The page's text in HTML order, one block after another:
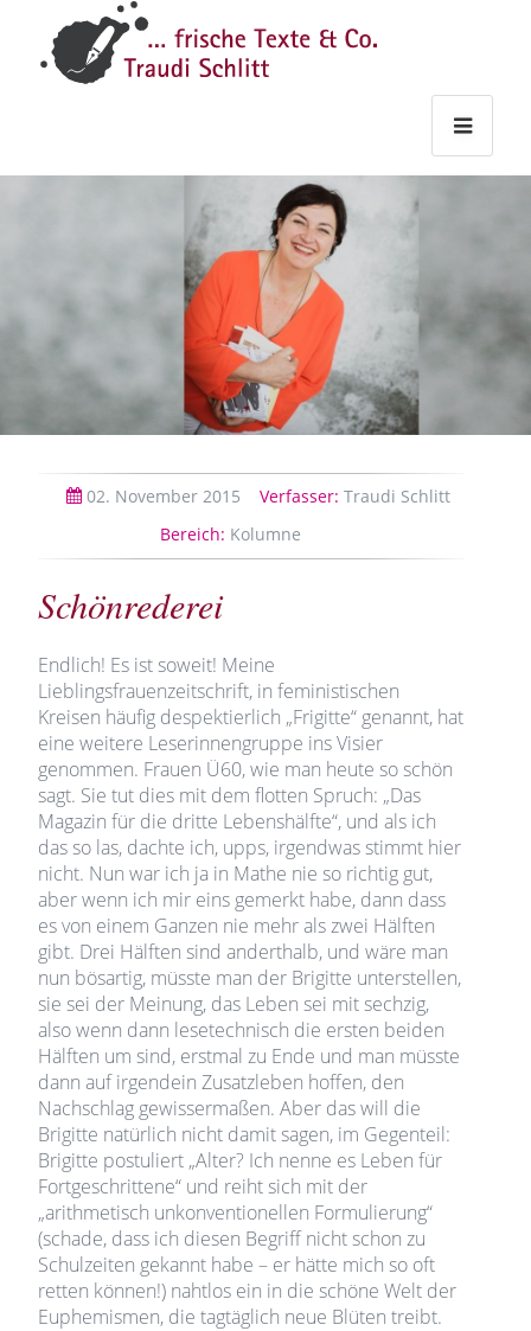
Texte
02. November 2015 Verfasser: Traudi Schlitt
Bereich: Kolumne
Schönrederei
Endlich! Es ist soweit! Meine
Lieblingsfrauenzeitschrift, in feministischen
Kreisen häufig despektierlich „Frigitte“ genannt, hat
eine weitere Leserinnengruppe ins Visier
genommen. Frauen Ü60, wie man heute so schön
sagt. Sie tut dies mit dem flotten Spruch: „Das
Magazin für die dritte Lebenshälfte“, und als ich
das so las, dachte ich, upps, irgendwas stimmt hier
nicht. Nun war ich ja in Mathe nie so richtig gut,
aber wenn ich mir eins gemerkt habe, dann dass
es von einem Ganzen nie mehr als zwei Hälften
gibt. Drei Hälften sind anderthalb, und wäre man
nun bösartig, müsste man der Brigitte unterstellen,
sie sei der Meinung, das Leben sei mit sechzig,
also wenn dann lesetechnisch die ersten beiden
Hälften um sind, erstmal zu Ende und man müsste
dann auf irgendein Zusatzleben hoffen, den
Nachschlag gewissermaßen. Aber das will die
Brigitte natürlich nicht damit sagen, im Gegenteil:
Brigitte postuliert „Alter? Ich nenne es Leben für
Fortgeschrittene“ und reiht sich mit der
„arithmetisch unkonventionellen Formulierung“
(schade, dass ich diesen Begriff nicht schon zu
Schulzeiten gekannt habe – er hätte mich so oft
retten können!) nahtlos ein in die schöne Welt der
Euphemismen, die tagtäglich neue Blüten treibt.